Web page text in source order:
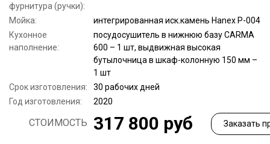
фурнитура (ручки):
Мойка:
интегрированная иск.камень Hanex P-004
Кухонное
наполнение:
посудосушитель в нижнюю базу CARMA
600 – 1 шт, выдвижная высокая
бутылочница в шкаф-колонную 150 мм –
1 шт
Срок изготовления:
30 рабочих дней
Год изготовления:
2020
СТОИМОСТЬ 317 800 руб Заказать